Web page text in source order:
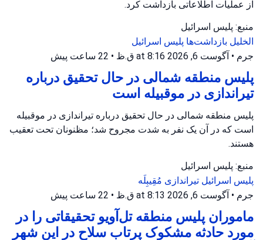
از عملیات اطلاعاتی بازداشت کرد.
منبع: پلیس اسرائیل
الخلیل بازداشت‌ها پلیس اسرائیل
جرم • آگوست 6, 2026 at 8:16 ق.ظ • 22 ساعت پیش
پلیس منطقه شمالی در حال تحقیق درباره
تیراندازی در موقبیله است
پلیس منطقه شمالی در حال تحقیق درباره تیراندازی در موقبیله
است که در آن یک نفر به شدت مجروح شد؛ مظنونان تحت تعقیب
هستند.
منبع: پلیس اسرائیل
پلیس اسرائیل تیراندازی مُقِیبِلَه
جرم • آگوست 6, 2026 at 8:13 ق.ظ • 22 ساعت پیش
ماموران پلیس منطقه تل‌آویو تحقیقاتی را در
مورد حادثه مشکوک پرتاب سلاح در این شهر